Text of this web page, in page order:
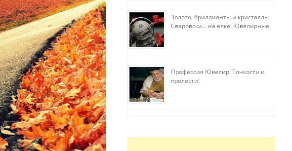
Золото, бриллианты и кристаллы
Сваровски… на елке. Ювелирные
Профессия Ювелир! Тонкости и
прелести!